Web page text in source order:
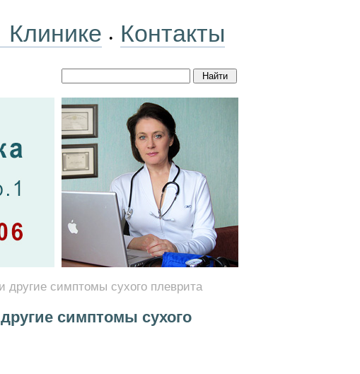
• Контакты
симптомы сухого плеврита
симптомы сухого